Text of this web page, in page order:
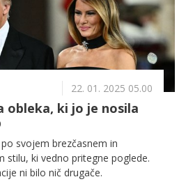
22. 01. 2025 05.00
obleka, ki jo je nosila
svojem brezčasnem in
stilu, ki vedno pritegne poglede.
ni bilo nič drugače.